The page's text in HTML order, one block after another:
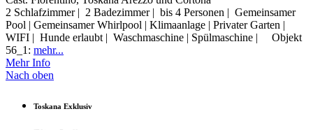
2 Schlafzimmer | 2 Badezimmer | bis 4 Personen | Gemeinsamer
Pool | Gemeinsamer Whirlpool | Klimaanlage | Privater Garten |
WIFI | Hunde erlaubt | Waschmaschine | Spülmaschine | Objekt
56_1: mehr...
Mehr Info
Nach oben
Toskana Exklusiv